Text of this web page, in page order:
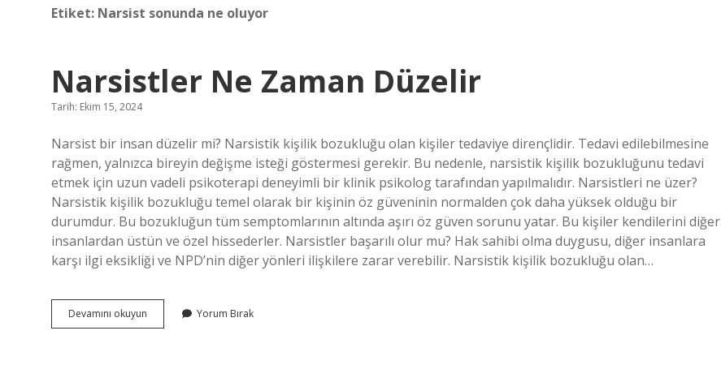
Etiket: Narsist sonunda ne oluyor
Narsistler Ne Zaman Düzelir
Tarih: Ekim 15, 2024
Narsist bir insan düzelir mi? Narsistik kişilik bozukluğu olan kişiler tedaviye dirençlidir. Tedavi edilebilmesine
rağmen, yalnızca bireyin değişme isteği göstermesi gerekir. Bu nedenle, narsistik kişilik bozukluğunu tedavi
etmek için uzun vadeli psikoterapi deneyimli bir klinik psikolog tarafından yapılmalıdır. Narsistleri ne üzer?
Narsistik kişilik bozukluğu temel olarak bir kişinin öz güveninin normalden çok daha yüksek olduğu bir
durumdur. Bu bozukluğun tüm semptomlarının altında aşırı öz güven sorunu yatar. Bu kişiler kendilerini diğer
insanlardan üstün ve özel hissederler. Narsistler başarılı olur mu? Hak sahibi olma duygusu, diğer insanlara
karşı ilgi eksikliği ve NPD’nin diğer yönleri ilişkilere zarar verebilir. Narsistik kişilik bozukluğu olan…
Devamını okuyun Narsistler
Ne
Yorum Bırak